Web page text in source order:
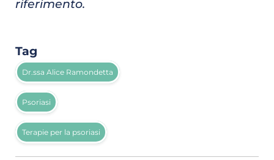
riferimento.
Tag
Dr.ssa Alice Ramondetta
Psoriasi
Terapie per la psoriasi